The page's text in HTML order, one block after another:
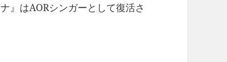
』はAORシンガーとして復活さ